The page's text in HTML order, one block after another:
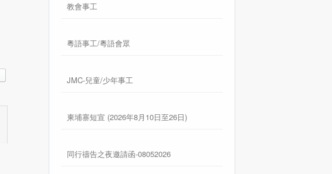
教會事工
粵語事工/粵語會眾
JMC-兒童/少年事工
柬埔寨短宣 (2026年8月10日至26日)
同行禱告之夜邀請函-08052026